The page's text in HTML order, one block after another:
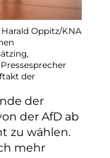
der
Oppitz/KNA
der
der AfD ab
zu wählen.
mehr